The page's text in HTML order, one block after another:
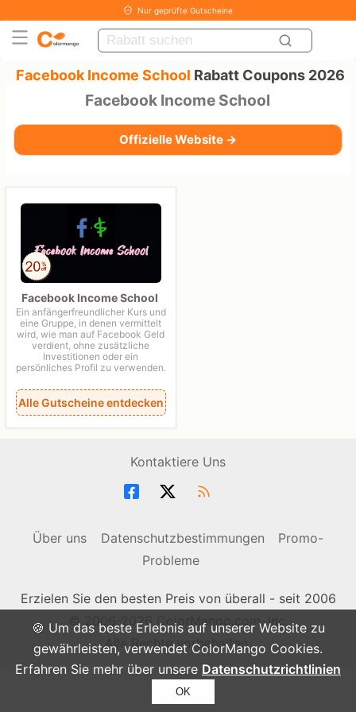
🍪 Um das beste Erlebnis auf unserer Website zu
gewährleisten, verwendet ColorMango Cookies.
Erfahren Sie mehr über unsere Datenschutzrichtlinien
OK
Nur geprüfte Gutscheine
Facebook Income School Rabatt Coupons 2026
Facebook Income School
Offizielle Website →
Facebook Income School
Ein anfängerfreundlicher Kurs und
eine Gruppe, in denen vermittelt
wird, wie man auf Facebook Geld
verdient, ohne zusätzliche
Investitionen oder ein
persönliches Profil zu verwenden.
Alle Gutscheine entdecken
Kontaktiere Uns
Über uns Datenschutzbestimmungen
Promo-
Probleme
Erzielen Sie den besten Preis von überall - seit 2006
© 2006-2026 ColorMango.com, Inc.
Alle Rechte vorbehalten.